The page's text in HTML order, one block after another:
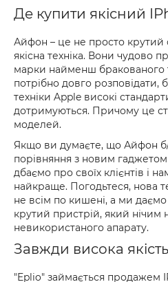
Де купити якісний
Айфон – це не просто крутий
якісна техніка. Вони чудово
марки найменш бракованого
потрібно довго
техніки Apple високі
дотримуються. Причому це
моделей.
Якщо ви думаєте, що Айфон
порівняння з новим
дбаємо про своїх клієнтів і
найкраще. Погодьтеся, нова
не всім по кишені, а ми
крутий пристрій, який нічим
невикористаного апарату.
Завжди висока якість
"Eplio" займається продажем